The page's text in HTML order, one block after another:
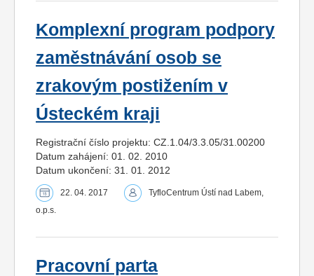
Komplexní program podpory
zaměstnávání osob se
zrakovým postižením v
Ústeckém kraji
Registrační číslo projektu: CZ.1.04/3.3.05/31.00200
Datum zahájení: 01. 02. 2010
Datum ukončení: 31. 01. 2012
22. 04. 2017
TyfloCentrum Ústí nad Labem,
o.p.s.
Pracovní parta